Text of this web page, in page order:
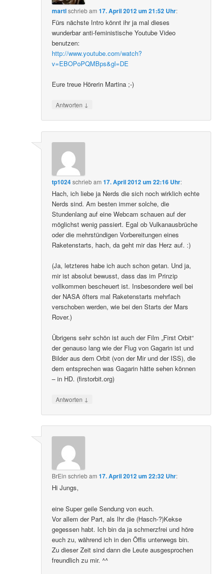
martlschriebam17. April 2012 um 21:52 Uhr:
Fürs nächste Intro könnt ihr ja mal dieses
wunderbar anti-feministische Youtube Video
benutzen:
http://www.youtube.com/watch?
v=EBOPoPQMBps&gl=DE
Eure treue Hörerin Martina ;-)
Antworten ↓
tp1024schriebam17. April 2012 um 22:16 Uhr:
Hach, ich liebe ja Nerds die sich noch wirklich echte
Nerds sind. Am besten immer solche, die
Stundenlang auf eine Webcam schauen auf der
möglichst wenig passiert. Egal ob Vulkanausbrüche
oder die mehrstündigen Vorbereitungen eines
Raketenstarts, hach, da geht mir das Herz auf. :)
(Ja, letzteres habe ich auch schon getan. Und ja,
mir ist absolut bewusst, dass das im Prinzip
vollkommen bescheuert ist. Insbesondere weil bei
der NASA öfters mal Raketenstarts mehrfach
verschoben werden, wie bei den Starts der Mars
Rover.)
Übrigens sehr schön ist auch der Film „First Orbit“
der genauso lang wie der Flug von Gagarin ist und
Bilder aus dem Orbit (von der Mir und der ISS), die
dem entsprechen was Gagarin hätte sehen können
– in HD. (firstorbit.org)
Antworten ↓
BrEin schriebam17. April 2012 um 22:32 Uhr:
Hi Jungs,
eine Super geile Sendung von euch.
Vor allem der Part, als Ihr die (Hasch-?)Kekse
gegessen habt. Ich bin da ja schmerzfrei und höre
euch zu, während ich in den Öffis unterwegs bin.
Zu dieser Zeit sind dann die Leute ausgesprochen
freundlich zu mir. ^^